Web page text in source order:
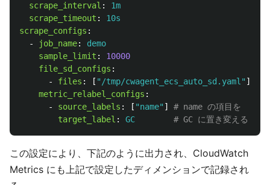
scrape_interval :
1m
scrape_timeout :
10s
scrape_configs :
-
job_name:
demo
sample_limit :
10000
file_sd_configs :
-
files : [ "/tmp/cwagent_ecs_auto_sd.yaml" ]
metric_relabel_configs :
-
source_labels : [ "name" ]
# name の項目を
target_label : GC # GC に置き変える
この設定により、下記のように出力され、CloudWatch
Metrics にも上記で設定したディメンションで記録され